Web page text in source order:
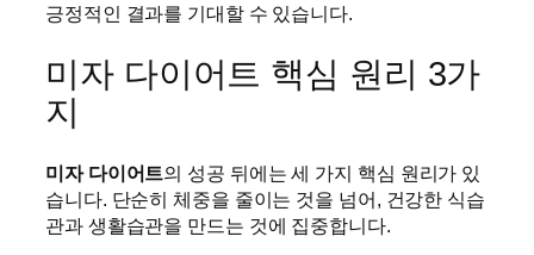
긍정적인 결과를 기대할 수 있습니다.
미자 다이어트 핵심 원리 3가
지
미자 다이어트 의 성공 뒤에는 세 가지 핵심 원리가 있
습니다. 단순히 체중을 줄이는 것을 넘어, 건강한 식습
관과 생활습관을 만드는 것에 집중합니다.